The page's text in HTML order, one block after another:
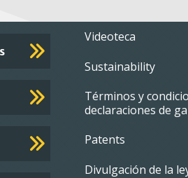
Footer
menu
Videoteca
Sustainability
Términos y
declaraciones de
Patents
Divulgación de la